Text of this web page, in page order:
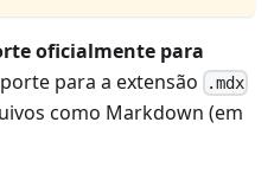
oficialmente para
para a extensão .mdx
como Markdown (em